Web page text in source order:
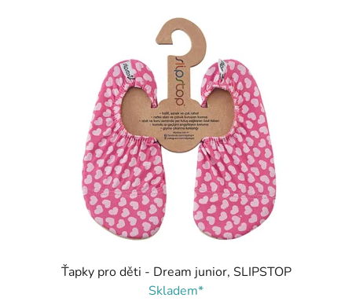
Ťapky pro děti - Dream junior, SLIPSTOP
Skladem*